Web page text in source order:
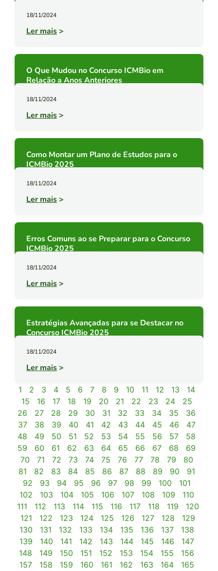
18/11/2024
Ler mais>
O Que Mudou no Concurso ICMBio em
Relação a Anos Anteriores
18/11/2024
Ler mais>
Como Montar um Plano de Estudos para o
ICMBio 2025
18/11/2024
Ler mais>
Erros Comuns ao se Preparar para o Concurso
ICMBio 2025
18/11/2024
Ler mais>
Estratégias Avançadas para se Destacar no
Concurso ICMBio 2025
18/11/2024
Ler mais>
1 2 3 4 5 6 7 8 9 10 11 12 13
14
15
16 17 18 19 20 21 22 23 24
25
26
27 28 29 30 31 32 33 34 35
36
37
38 39 40 41 42 43 44 45 46
47
48
49 50 51 52 53 54 55 56 57
58
59
60 61 62 63 64 65 66 67 68
69
70
71 72 73 74 75 76 77 78 79
80
81
82 83 84 85 86 87 88 89 90
91
92
93 94 95 96 97 98 99 100
101
102
103 104 105 106 107 108 109
110
111
112 113 114 115 116 117 118 119
120
121
122 123 124 125 126 127 128
129
130
131 132 133 134 135 136 137
138
139
140 141 142 143 144 145 146
147
148
149 150 151 152 153 154 155
156
157
158 159 160 161 162 163 164
165